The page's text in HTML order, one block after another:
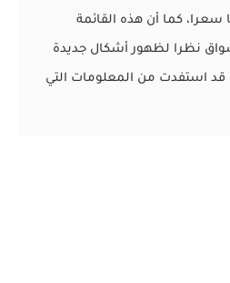
سعرا، كما أن هذه القائمة
نظرا لظهور أشكال جديدة
قد استفدت من المعلومات التي